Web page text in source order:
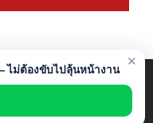
✕
ไม่ต้องขับไปลุ้นหน้างาน
(THAILAND) CO.,LTD